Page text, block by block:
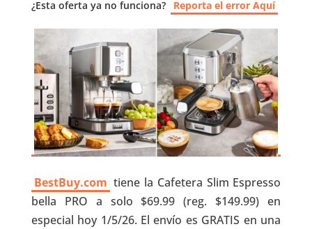
¿Esta oferta ya no funciona? Reporta el error Aquí
BestBuy.com tiene la Cafetera Slim Espresso
bella PRO a solo $69.99 (reg. $149.99) en
especial hoy 1/5/26. El envío es GRATIS en una